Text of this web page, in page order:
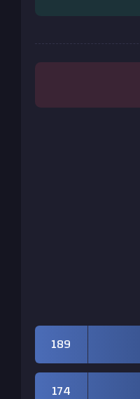
189
174